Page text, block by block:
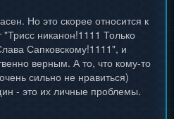
Но это скорее относится к
никанон!1111 Только
Сапковскому!1111", и
верным. А то, что кому-то
сильно не нравиться)
- это их личные проблемы.